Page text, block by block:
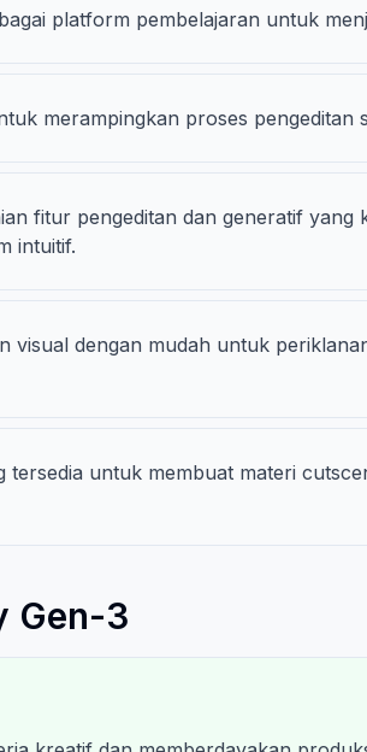
platform pembelajaran untuk
merampingkan proses pengeditan
fitur pengeditan dan generatif
intuitif.
visual dengan mudah untuk
tersedia untuk membuat materi
Gen-3